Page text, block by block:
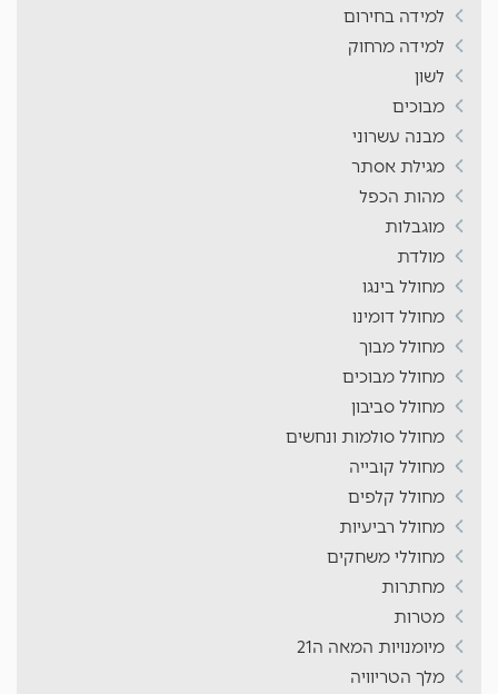
למידה בחירום
למידה מרחוק
לשון
מבוכים
מבנה עשרוני
מגילת אסתר
מהות הכפל
מוגבלות
מולדת
מחולל בינגו
מחולל דומינו
מחולל מבוך
מחולל מבוכים
מחולל סביבון
מחולל סולמות ונחשים
מחולל קובייה
מחולל קלפים
מחולל רביעיות
מחוללי משחקים
מחתרות
מטרות
מיומנויות המאה ה21
מלך הטריוויה